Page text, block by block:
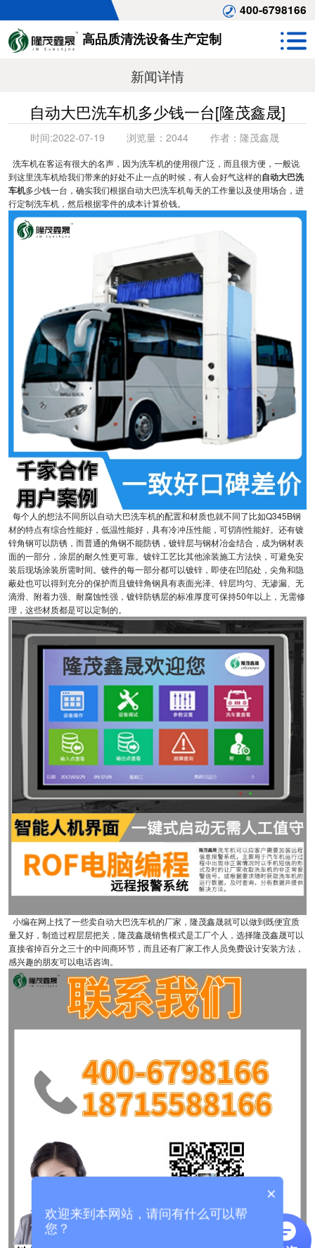
400-6798166
高品质清洗设备生产定制
新闻详情
自动大巴洗车机多少钱一台[隆茂鑫晟]
时间:2022-07-19 浏览量： 2044 作者： 隆茂鑫晟
洗车机在客运有很大的名声，因为洗车机的使用很广泛，而且很方便，一般说
到这里洗车机给我们带来的好处不止一点的时候，有人会好气这样的自动大巴洗
车机多少钱一台，确实我们根据自动大巴洗车机每天的工作量以及使用场合，进
行定制洗车机，然后根据零件的成本计算价钱。
每个人的想法不同所以自动大巴洗车机的配置和材质也就不同了比如Q345B钢
材的特点有综合性能好，低温性能好，具有冷冲压性能，可切削性能好。还有镀
锌角钢可以防锈，而普通的角钢不能防锈，镀锌层与钢材冶金结合，成为钢材表
面的一部分，涂层的耐久性更可靠。镀锌工艺比其他涂装施工方法快，可避免安
装后现场涂装所需时间。镀件的每一部分都可以镀锌，即使在凹陷处，尖角和隐
蔽处也可以得到充分的保护而且镀锌角钢具有表面光泽、锌层均匀、无渗漏、无
滴滑、附着力强、耐腐蚀性强，镀锌防锈层的标准厚度可保持50年以上，无需修
理，这些材质都是可以定制的。
小编在网上找了一些卖自动大巴洗车机的厂家，隆茂鑫晟就可以做到既便宜质
量又好，制造过程层层把关，隆茂鑫晟销售模式是工厂个人，选择隆茂鑫晟可以
直接省掉百分之三十的中间商环节，而且还有厂家工作人员免费设计安装方法，
感兴趣的朋友可以电话咨询。
×
欢迎来到本网站，请问有什么可以帮
您？